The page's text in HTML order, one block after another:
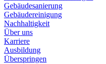
Gebäudesanierung
Gebäudereinigung
Nachhaltigkeit
Über uns
Karriere
Ausbildung
Überspringen